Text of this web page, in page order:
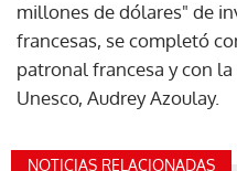
Gracias por
francesas, se completó
patronal francesa y con la
Unesco, Audrey Azoulay.